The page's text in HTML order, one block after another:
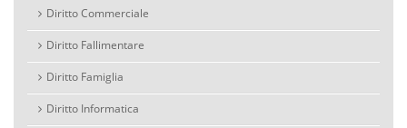
Diritto Commerciale
Diritto Fallimentare
Diritto Famiglia
Diritto Informatica